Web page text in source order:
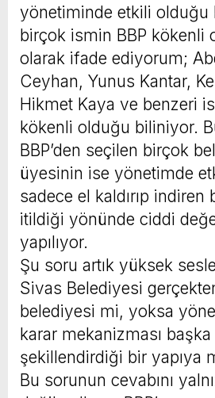
yönetiminde etkili olduğu
birçok ismin BBP kökenli
olarak ifade ediyorum;
Ceyhan, Yunus Kantar,
Hikmet Kaya ve benzeri
kökenli olduğu biliniyor.
BBP’den seçilen birçok
üyesinin ise yönetimde
sadece el kaldırıp indiren
itildiği yönünde ciddi
yapılıyor.
Şu soru artık yüksek
Sivas Belediyesi
belediyesi mi, yoksa
karar mekanizması başka
şekillendirdiği bir yapıya
Bu sorunun cevabını